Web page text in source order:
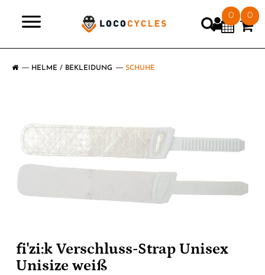
0 0
HELME / BEKLEIDUNG SCHUHE
fi'zi:k Verschluss-Strap Unisex
Unisize weiß